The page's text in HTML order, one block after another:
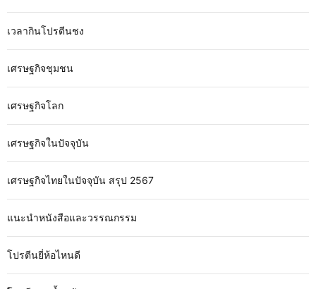
เวลากินโปรตีนชง
เศรษฐกิจชุมชน
เศรษฐกิจโลก
เศรษฐกิจในปัจจุบัน
เศรษฐกิจไทยในปัจจุบัน สรุป 2567
แนะนำหนังสือและวรรณกรรม
โปรตีนยี่ห้อไหนดี